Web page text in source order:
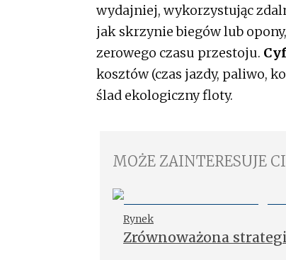
wydajniej, wykorzystując
jak skrzynie biegów lub
zerowego czasu przestoju.
kosztów (czas jazdy, paliwo,
ślad ekologiczny floty.
MOŻE ZAINTERESUJE
Rynek
Zrównoważona